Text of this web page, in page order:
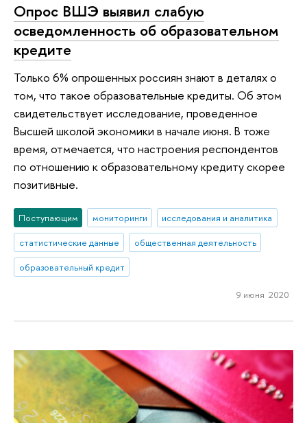
Опрос ВШЭ выявил слабую
осведомленность об образовательном
кредите
Только 6% опрошенных россиян знают в деталях о
том, что такое образовательные кредиты. Об этом
свидетельствует исследование, проведенное
Высшей школой экономики в начале июня. В тоже
время, отмечается, что настроения респондентов
по отношению к образовательному кредиту скорее
позитивные.
Поступающим мониторинги
исследования и аналитика
статистические данные
общественная деятельность
образовательный кредит
9 июня 2020